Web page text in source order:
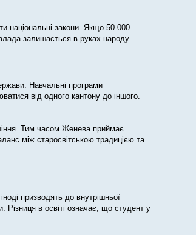
національні закони. Якщо 50 000
залишається в руках народу.
Навчальні програми
від одного кантону до іншого.
Тим часом Женева приймає
між старосвітською традицією та
призводять до внутрішньої
Різниця в освіті означає, що студент у